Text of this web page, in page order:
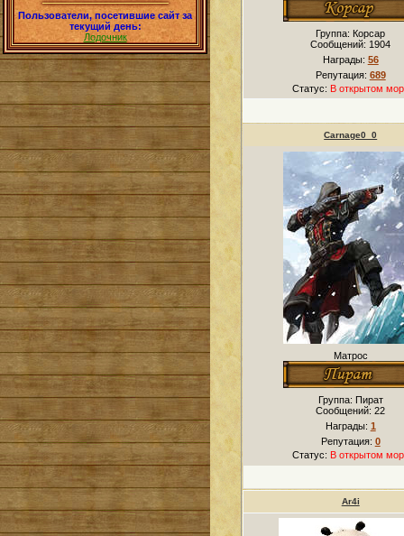
Пользователи, посетившие сайт за
текущий день:
Лодочник
Группа: Корсар
Сообщений: 1904
Награды: 56
Репутация: 689
Статус: В открытом
Carnage0_0
Матрос
Группа: Пират
Сообщений:22
Награды: 1
Репутация: 0
Статус: В открытом
Ar4i